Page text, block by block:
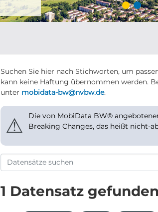
Suchen Sie hier nach Stichworten, um
kann keine Haftung übernommen werden.
unter mobidata-bw@nvbw.de.
⚠
Die von MobiData BW®
Breaking Changes, das heißt nicht-
1 Datensatz gefunden